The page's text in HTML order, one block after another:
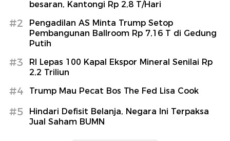
besaran, Kantongi Rp 2,8 T/Hari
#2
Pengadilan AS Minta Trump Setop
Pembangunan Ballroom Rp 7,16 T di Gedung
Putih
#3
RI Lepas 100 Kapal Ekspor Mineral Senilai Rp
2,2 Triliun
#4 Trump Mau Pecat Bos The Fed Lisa Cook
#5
Hindari Defisit Belanja, Negara Ini Terpaksa
Jual Saham BUMN